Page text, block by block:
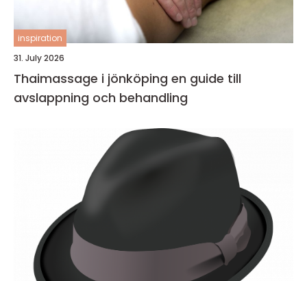
inspiration
31. July 2026
Thaimassage i jönköping en guide till
avslappning och behandling